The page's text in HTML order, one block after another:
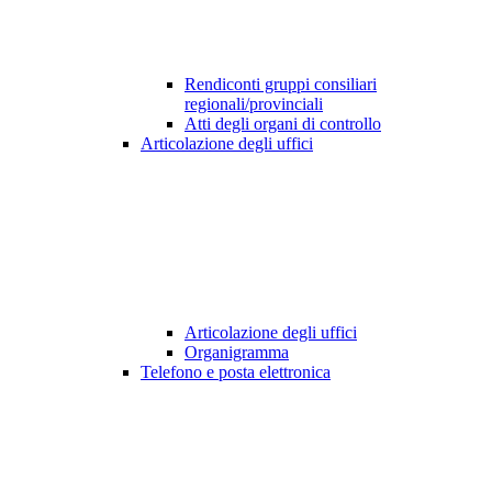
Rendiconti gruppi consiliari
regionali/provinciali
Atti degli organi di controllo
Articolazione degli uffici
Articolazione degli uffici
Organigramma
Telefono e posta elettronica